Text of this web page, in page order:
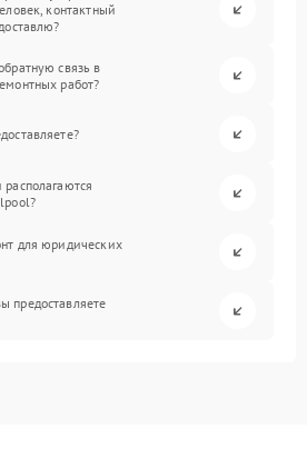
контактный
связь в
работ?
для юридических
предоставляете